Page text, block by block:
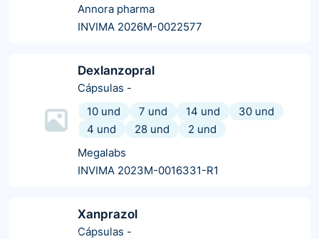
Annora pharma
INVIMA 2026M-0022577
Dexlanzopral
Cápsulas -
10 und
7 und 14 und
30 und
4 und
28 und
2 und
Megalabs
INVIMA 2023M-0016331-R1
Xanprazol
Cápsulas -